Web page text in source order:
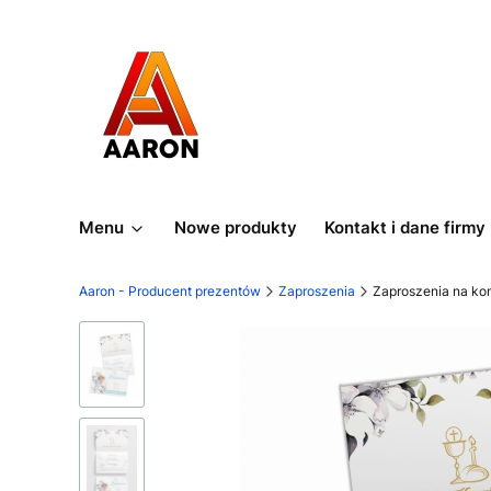
Menu Nowe produkty Kontakt i dane firmy
Aaron - Producent prezentów Zaproszenia Zaproszenia na